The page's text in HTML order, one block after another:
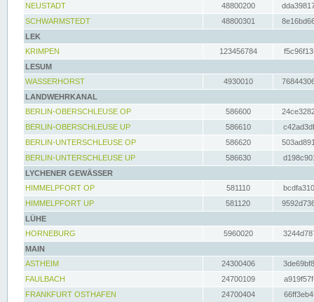
NEUSTADT
48800200
SCHWARMSTEDT
48800301
LEK
KRIMPEN
123456784
LESUM
WASSERHORST
4930010
LANDWEHRKANAL
BERLIN-OBERSCHLEUSE OP
586600
BERLIN-OBERSCHLEUSE UP
586610
BERLIN-UNTERSCHLEUSE OP
586620
BERLIN-UNTERSCHLEUSE UP
586630
LYCHENER GEWÄSSER
HIMMELPFORT OP
581110
HIMMELPFORT UP
581120
LÜHE
HORNEBURG
5960020
MAIN
ASTHEIM
24300406
FAULBACH
24700109
FRANKFURT OSTHAFEN
24700404